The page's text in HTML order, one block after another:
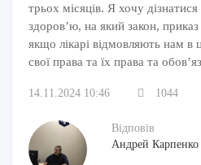
трьох місяців. Я хочу
здоров’ю, на який закон,
якщо лікарі відмовляють нам в
свої права та їх права та
14.11.2024 10:46 1044
Відповів
Андрей Карпенко